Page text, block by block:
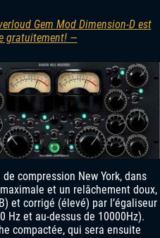
Gem Mod Dimension-D est
gratuitement! —
compression New York, dans
et un relâchement doux,
et corrigé (élevé) par l’égaliseur
Hz et au-dessus de 10000Hz).
compactée, qui sera ensuite